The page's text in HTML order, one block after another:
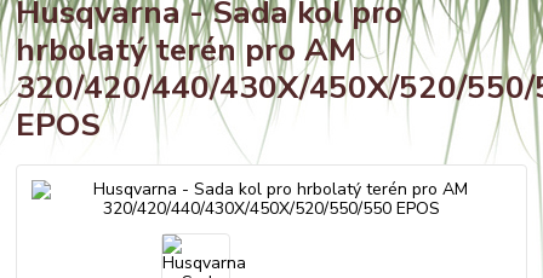
Husqvarna - Sada kol pro
hrbolatý terén pro AM
320/420/440/430X/450X/520/
EPOS